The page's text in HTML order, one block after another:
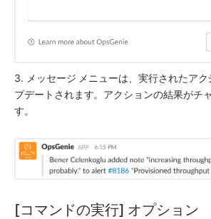
3. メッセージ メニューは、実行されたアク
プデートされます。アクションの結果がチ
す。
[コマンドの実行] オプション